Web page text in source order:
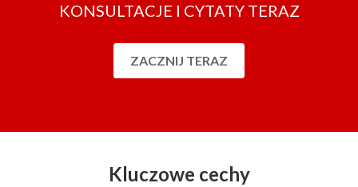
KONSULTACJE I CYTATY TERAZ
ZACZNIJ TERAZ
Kluczowe cechy